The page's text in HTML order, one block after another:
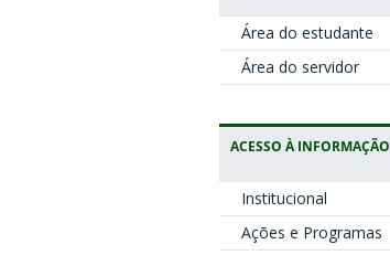
Área do estudante
Área do servidor
ACESSO À INFORMAÇÃO
Institucional
Ações e Programas